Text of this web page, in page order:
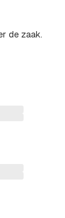
de zaak.